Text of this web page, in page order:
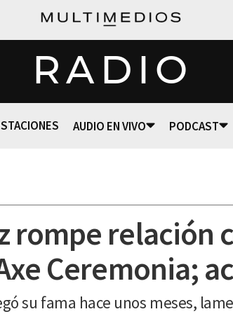
RADIO
AUDIO EN VIVO PODCAST
rompe relación
Ceremonia;
su fama hace unos meses,